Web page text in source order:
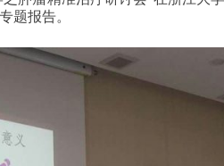
题报告。